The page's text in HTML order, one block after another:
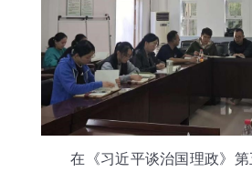
在《习近平谈治国理政》第